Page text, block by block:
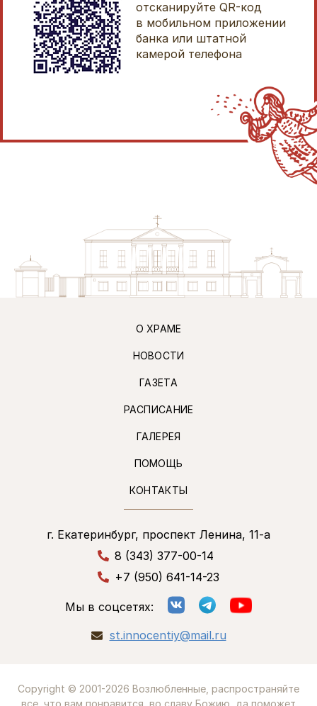
отсканируйте QR-код
в мобильном приложении
банка или штатной
камерой телефона
О ХРАМЕ
НОВОСТИ
ГАЗЕТА
РАСПИСАНИЕ
ГАЛЕРЕЯ
ПОМОЩЬ
КОНТАКТЫ
г. Екатеринбург, проспект Ленина, 11-а
8 (343) 377-00-14
+7 (950) 641-14-23
Мы в соцсетях:
st.innocentiy@mail.ru
Copyright © 2001-2026 Возлюбленные, распространяйте
все, что вам понравится, во славу Божию, да поможет